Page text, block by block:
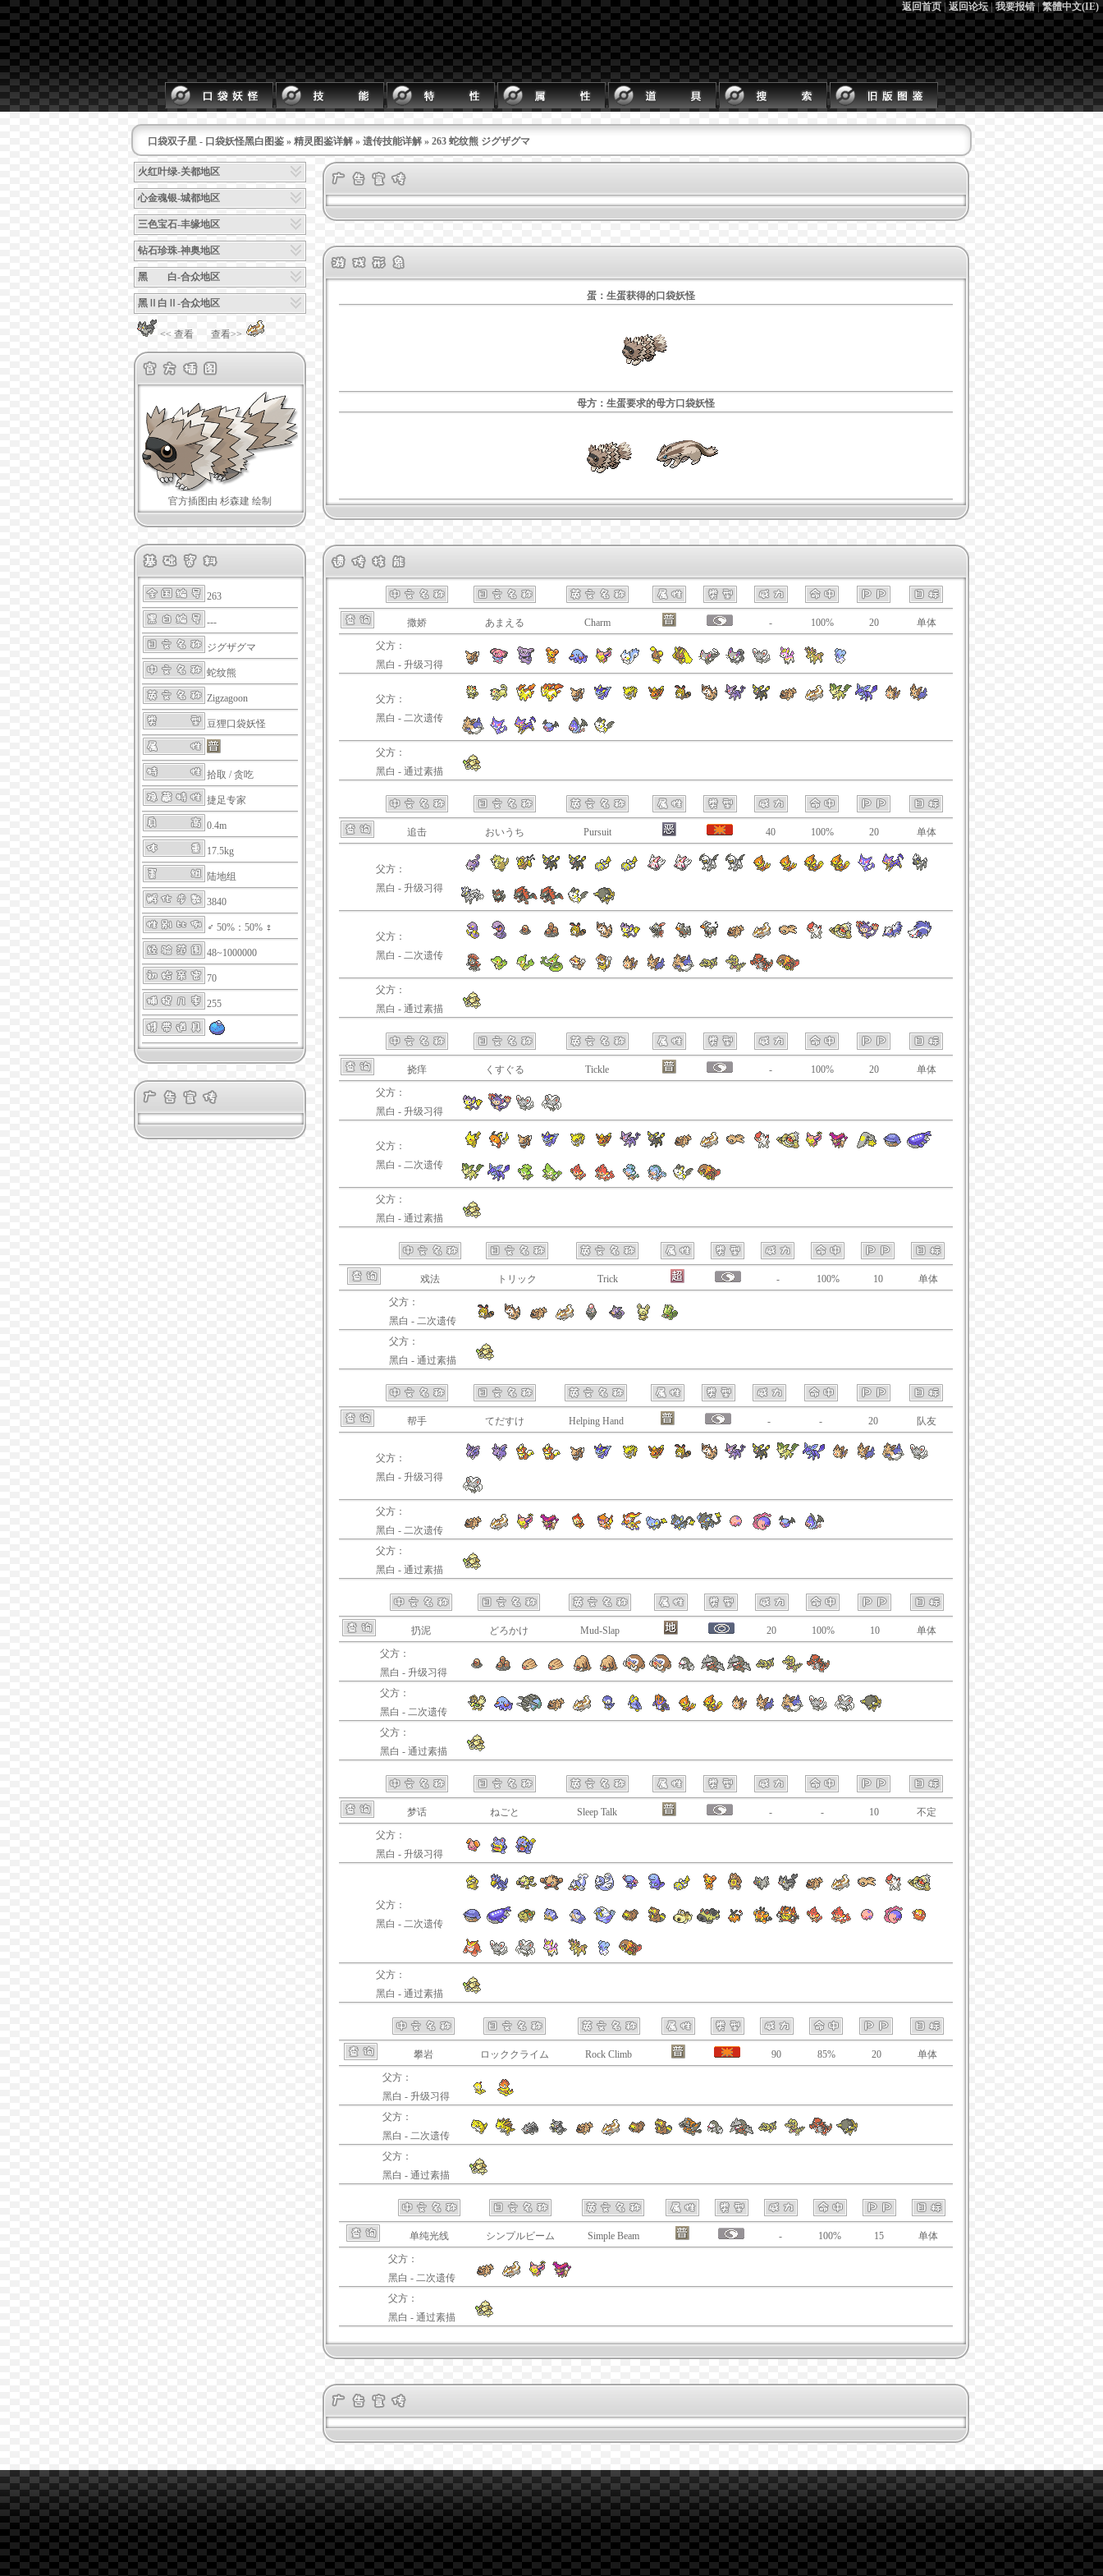
返回首页|返回论坛|我要报错|繁體中文(IE)
口袋双子星 - 口袋妖怪黑白图鉴 » 精灵图鉴详解 » 遗传技能详解 » 263 蛇纹熊 ジグザグマ
火红叶绿-关都地区
心金魂银-城都地区
三色宝石-丰缘地区
钻石珍珠-神奥地区
黑 白-合众地区
黑Ⅱ白Ⅱ-合众地区
<< 查看 查看>>
官方插图由 杉森建 绘制
263
---
ジグザグマ
蛇纹熊
Zigzagoon
豆狸口袋妖怪
拾取 /贪吃
捷足专家
0.4m
17.5kg
陆地组
3840
♂ 50%：50% ♀
48~1000000
70
255
蛋：生蛋获得的口袋妖怪
母方：生蛋要求的母方口袋妖怪
撒娇 あまえる Charm - 100% 20
单体
父方：
黑白 - 升级习得
父方：
黑白 - 二次遗传
父方：
黑白 - 通过素描
追击 おいうち Pursuit 40 100% 20 单体
父方：
黑白 - 升级习得
父方：
黑白 - 二次遗传
父方：
黑白 - 通过素描
挠痒 くすぐる Tickle - 100% 20
单体
父方：
黑白 - 升级习得
父方：
黑白 - 二次遗传
父方：
黑白 - 通过素描
戏法 トリック Trick - 100% 10
单体
父方：
黑白 - 二次遗传
父方：
黑白 - 通过素描
帮手 てだすけ Helping Hand - - 20 队友
父方：
黑白 - 升级习得
父方：
黑白 - 二次遗传
父方：
黑白 - 通过素描
扔泥 どろかけ Mud-Slap 20 100% 10
单体
父方：
黑白 - 升级习得
父方：
黑白 - 二次遗传
父方：
黑白 - 通过素描
梦话 ねごと Sleep Talk - - 10
不定
父方：
黑白 - 升级习得
父方：
黑白 - 二次遗传
父方：
黑白 - 通过素描
攀岩 ロッククライム Rock Climb 90 85% 20
单体
父方：
黑白 - 升级习得
父方：
黑白 - 二次遗传
父方：
黑白 - 通过素描
单纯光线 シンプルビーム Simple Beam - 100% 15
单体
父方：
黑白 - 二次遗传
父方：
黑白 - 通过素描